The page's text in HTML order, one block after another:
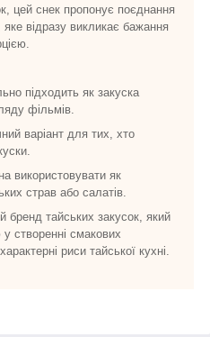
цей снек пропонує поєднання
яке відразу викликає бажання
підходить як закуска
фільмів.
варіант для тих, хто
використовувати як
страв або салатів.
бренд тайських закусок, який
створенні смакових
риси тайської кухні.